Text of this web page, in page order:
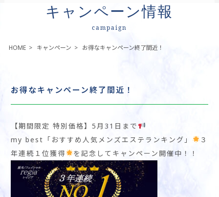
キャンペーン情報
campaign
HOME> キャンペーン > お得なキャンペーン終了間近！
お得なキャンペーン終了間近！
【期間限定 特別価格】5月31日まで
my best「おすすめ人気メンズエステランキング」
３
年連続１位獲得
を記念してキャンペーン開催中！！